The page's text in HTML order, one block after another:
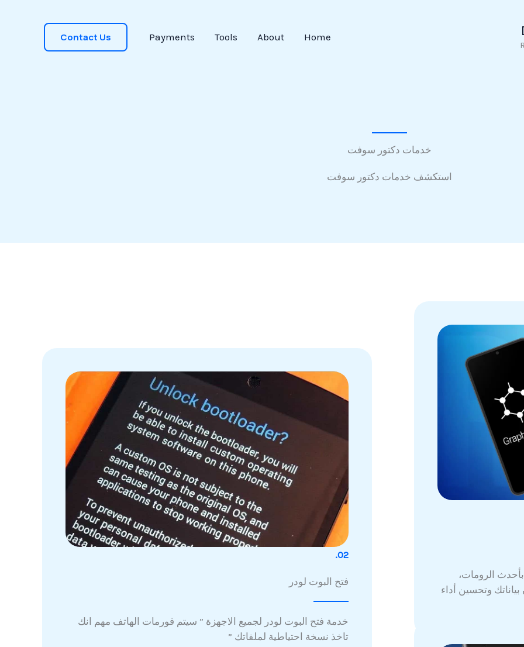
Home
About
Tools
Payments
Contact Us
خدمات دكتور سوفت
استكشف خدمات دكتور سوفت
الرومات،
وتحسين أداء
02.
فتح البوت لودر
خدمة فتح البوت لودر لجميع الاجهزة ” سيتم فورمات الهاتف مهم انك
تاخذ نسخة احتياطية لملفاتك ”